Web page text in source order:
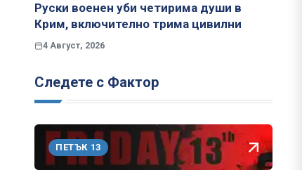
Руски военен уби четирима души в
Крим, включително трима цивилни
4 Август, 2026
Следете с Фактор
ПЕТЪК 13